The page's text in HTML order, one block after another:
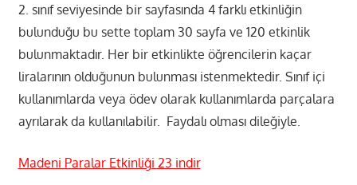
2. sınıf seviyesinde bir sayfasında 4 farklı etkinliğin
bulunduğu bu sette toplam 30 sayfa ve 120 etkinlik
bulunmaktadır. Her bir etkinlikte öğrencilerin kaçar
liralarının olduğunun bulunması istenmektedir. Sınıf içi
kullanımlarda veya ödev olarak kullanımlarda parçalara
ayrılarak da kullanılabilir. Faydalı olması dileğiyle.
Madeni Paralar Etkinliği 23 indir